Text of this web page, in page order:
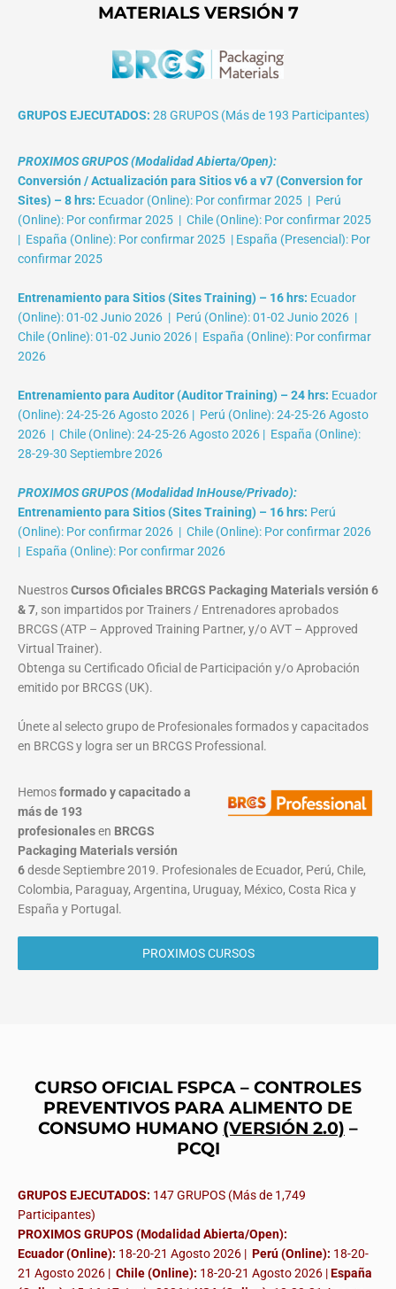
MATERIALS VERSIÓN 7
GRUPOS EJECUTADOS: 28 GRUPOS (Más de 193 Participantes)
PROXIMOS GRUPOS (Modalidad Abierta/Open):
Conversión / Actualización para Sitios v6 a v7 (Conversion for
Sites) – 8 hrs: Ecuador (Online): Por confirmar 2025 | Perú
(Online): Por confirmar 2025 | Chile (Online): Por confirmar 2025
| España (Online): Por confirmar 2025 | España (Presencial): Por
confirmar 2025
Entrenamiento para Sitios (Sites Training) – 16 hrs: Ecuador
(Online): 01-02 Junio 2026 | Perú (Online): 01-02 Junio 2026 |
Chile (Online): 01-02 Junio 2026 | España (Online): Por confirmar
2026
Entrenamiento para Auditor (Auditor Training) – 24 hrs: Ecuador
(Online): 24-25-26 Agosto 2026 | Perú (Online): 24-25-26 Agosto
2026 | Chile (Online): 24-25-26 Agosto 2026 | España (Online):
28-29-30 Septiembre 2026
PROXIMOS GRUPOS (Modalidad InHouse/Privado):
Entrenamiento para Sitios (Sites Training) – 16 hrs: Perú
(Online): Por confirmar 2026 | Chile (Online): Por confirmar 2026
| España (Online): Por confirmar 2026
NuestrosCursos Oficiales BRCGS Packaging Materials versión 6
& 7, son impartidos por Trainers / Entrenadores aprobados
BRCGS (ATP – Approved Training Partner, y/o AVT – Approved
Virtual Trainer).
Obtenga su Certificado Oficial de Participación y/o Aprobación
emitido por BRCGS (UK).
Únete al selecto grupo de Profesionales formados y capacitados
en BRCGS y logra ser un BRCGS Professional.
Hemosformado y capacitado a
más de 193
profesionalesen BRCGS
Packaging Materialsversión
6desde Septiembre 2019. Profesionales de Ecuador, Perú, Chile,
Colombia, Paraguay, Argentina, Uruguay, México, Costa Rica y
España y Portugal.
PROXIMOS CURSOS
CURSO OFICIAL FSPCA – CONTROLES
PREVENTIVOS PARA ALIMENTO DE
CONSUMO HUMANO (VERSIÓN 2.0) –
PCQI
GRUPOS EJECUTADOS: 147 GRUPOS (Más de 1,749
Participantes)
PROXIMOS GRUPOS (Modalidad Abierta/Open):
Ecuador (Online): 18-20-21 Agosto 2026 | Perú (Online): 18-20-
21 Agosto 2026 | Chile (Online): 18-20-21 Agosto 2026 |España